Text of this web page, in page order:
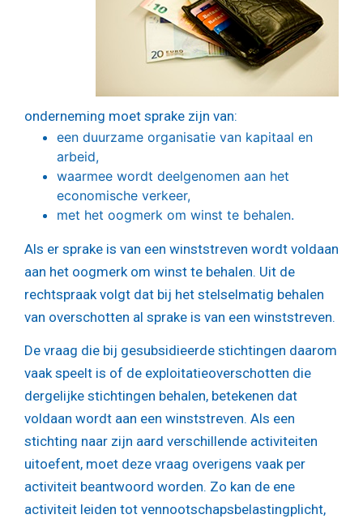
onderneming moet sprake zijn van:
een duurzame organisatie van kapitaal en
arbeid,
waarmee wordt deelgenomen aan het
economische verkeer,
met het oogmerk om winst te behalen.
Als er sprake is van een winststreven wordt voldaan
aan het oogmerk om winst te behalen. Uit de
rechtspraak volgt dat bij het stelselmatig behalen
van overschotten al sprake is van een winststreven.
De vraag die bij gesubsidieerde stichtingen daarom
vaak speelt is of de exploitatieoverschotten die
dergelijke stichtingen behalen, betekenen dat
voldaan wordt aan een winststreven. Als een
stichting naar zijn aard verschillende activiteiten
uitoefent, moet deze vraag overigens vaak per
activiteit beantwoord worden. Zo kan de ene
activiteit leiden tot vennootschapsbelastingplicht,